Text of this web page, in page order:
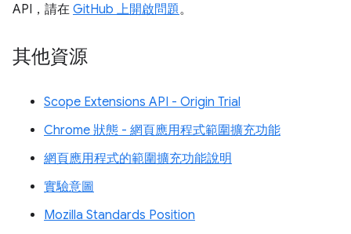
API，請在 GitHub 上開啟問題。
其他資源
Scope Extensions API - Origin Trial
Chrome 狀態 - 網頁應用程式範圍擴充功能
網頁應用程式的範圍擴充功能說明
實驗意圖
Mozilla Standards Position